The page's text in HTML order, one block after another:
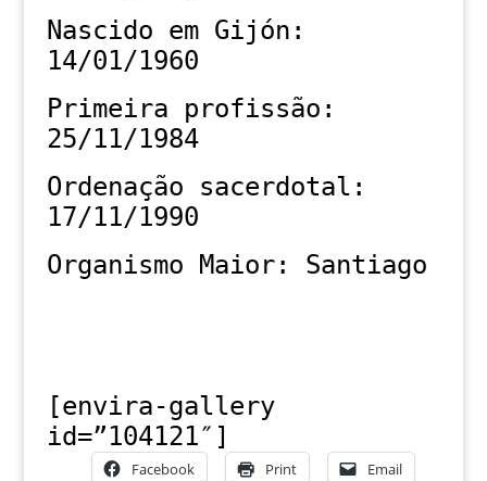
Nascido em Gijón:
14/01/1960
Primeira profissão:
25/11/1984
Ordenação sacerdotal:
17/11/1990
Organismo Maior: Santiago
[envira-gallery
id=”104121″]
Facebook Print Email